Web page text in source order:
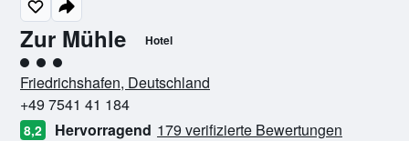
Zur Mühle Hotel
Bewertungskategorie 3
Friedrichshafen, Deutschland
+49 7541 41 184
8,2 Hervorragend 179 verifizierte Bewertungen